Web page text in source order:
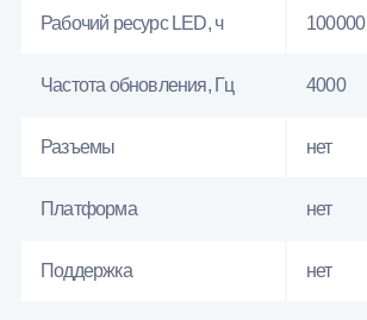
Рабочий ресурс LED, ч 100000
Частота обновления, Гц 4000
Разъемы нет
Платформа нет
Поддержка нет